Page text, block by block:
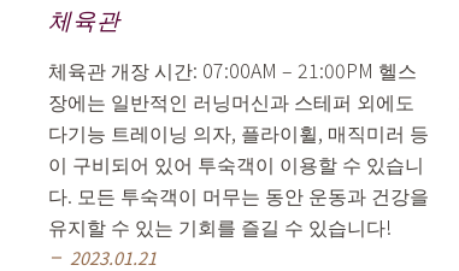
체육관
체육관 개장 시간: 07:00AM – 21:00PM 헬스
장에는 일반적인 러닝머신과 스테퍼 외에도
다기능 트레이닝 의자, 플라이휠, 매직미러 등
이 구비되어 있어 투숙객이 이용할 수 있습니
다. 모든 투숙객이 머무는 동안 운동과 건강을
유지할 수 있는 기회를 즐길 수 있습니다!
remove 2023.01.21